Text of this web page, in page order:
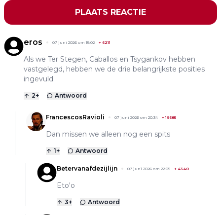
PLAATS REACTIE
eros 07 juni 2026 om 15:02 + 6211
Als we Ter Stegen, Caballos en Tsygankov hebben
vastgelegd, hebben we de drie belangrijkste posities
ingevuld.
2+ Antwoord
FrancescosRavioli 07 juni 2026 om 20:34 +19685
Dan missen we alleen nog een spits
1+ Antwoord
Betervanafdezijlijn 07 juni 2026 om 22:05 + 4340
Eto'o
3+ Antwoord